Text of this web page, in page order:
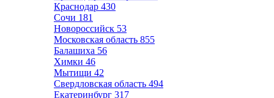
Краснодар 430
Сочи 181
Новороссийск 53
Московская область 855
Балашиха 56
Химки 46
Мытищи 42
Свердловская область 494
Екатеринбург 317